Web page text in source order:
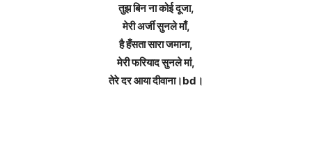
तुझ बिन ना कोई दूजा,
मेरी अर्जी सुनले माँ,
है हँसता सारा जमाना,
मेरी फरियाद सुनले मां,
तेरे दर आया दीवाना।bd।